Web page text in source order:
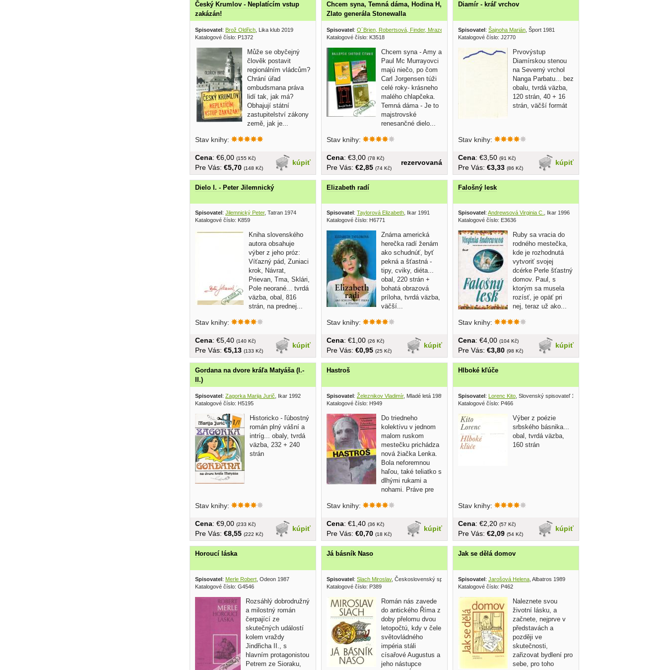
Český Krumlov - Neplatícím vstup
zakázán!
Spisovatel: Brož Oldřich , Lika klub 2019
Katalogové číslo: P1372
Může se obyčejný
člověk postavit
regionálním vládcům?
Chrání úřad
ombudsmana práva
lidí tak, jak má?
Obhajují státní
zastupitelství zákony
země, jak je...
Stav knihy:
kúpiť
Cena: €6,00 (155 Kč)
Pre Vás: €5,70 (148 Kč)
Chcem syna, Temná dáma, Hodina H,
Zlato generála Stonewalla
Spisovatel: O´Brien, Robertsová, Finder, Mrazek
, Reader´s digest 2000
Katalogové číslo: K3518
Chcem syna - Amy a
Paul Mc Murrayovci
majú niečo, po čom
Carl Jorgensen túži
celé roky- krásneho
malého chlapčeka.
Temná dáma - Je to
majstrovské
renesančné dielo...
Stav knihy:
rezervovaná
Cena: €3,00 (78 Kč)
Pre Vás: €2,85 (74 Kč)
Diamír - kráľ vrchov
Spisovatel: Šajnoha Marián , Šport 1981
Katalogové číslo: J2770
Prvovýstup
Diamírskou stenou
na Severný vrchol
Nanga Parbatu... bez
obalu, tvrdá väzba,
120 strán, 40 + 16
strán, väčší formát
Stav knihy:
kúpiť
Cena: €3,50 (91 Kč)
Pre Vás: €3,33 (86 Kč)
Dielo I. - Peter Jilemnický
Spisovatel : Jilemnický Peter, Tatran 1974
Katalogové číslo: K859
Kniha slovenského
autora obsahuje
výber z jeho próz:
Víťazný pád, Zuniaci
krok, Návrat,
Prievan, Tma, Sklári,
Pole neorané... tvrdá
väzba, obal, 816
strán, na prednej...
Stav knihy:
kúpiť
Cena: €5,40 (140 Kč)
Pre Vás: €5,13 (133 Kč)
Elizabeth radí
Spisovatel : Taylorová Elizabeth, Ikar 1991
Katalogové číslo: H6771
Známa americká
herečka radí ženám
ako schudnúť, byť
pekná a šťastná -
tipy, cviky, diéta...
obal, 220 strán +
bohatá obrazová
príloha, tvrdá väzba,
väčší...
Stav knihy:
kúpiť
Cena: €1,00 (26 Kč)
Pre Vás: €0,95 (25 Kč)
Falošný lesk
Spisovatel : Andrewsová Virginia C., Ikar 1996
Katalogové číslo: E3636
Ruby sa vracia do
rodného mestečka,
kde je rozhodnutá
vytvoriť svojej
dcérke Perle šťastný
domov. Paul, s
ktorým sa musela
rozísť, je opäť pri
nej, teraz už ako...
Stav knihy:
kúpiť
Cena: €4,00 (104 Kč)
Pre Vás: €3,80 (98 Kč)
Gordana na dvore kráľa Matyáša (I.-
II.)
Spisovatel: Zagorka Marija Jurič , Ikar 1992
Katalogové číslo: H5195
Historicko - ľúbostný
román plný vášní a
intríg... obaly, tvrdá
väzba, 232 + 240
strán
Stav knihy:
kúpiť
Cena: €9,00 (233 Kč)
Pre Vás: €8,55 (222 Kč)
Hastroš
Spisovatel: Železnikov Vladimír, Mladé letá 1989
Katalogové číslo: H949
Do triedneho
kolektívu v jednom
malom ruskom
mestečku prichádza
nová žiačka Lenka.
Bola neforemnou
haľou, také teliatko s
dlhými rukami a
nohami. Práve pre
Stav knihy:
kúpiť
Cena: €1,40 (36 Kč)
Pre Vás: €0,70 (18 Kč)
Hlboké kľúče
Spisovatel: Lorenc Kito , Slovenský spisovateľ 1984
Katalogové číslo: P466
Výber z poézie
srbského básnika...
obal, tvrdá väzba,
160 strán
Stav knihy:
kúpiť
Cena: €2,20 (57 Kč)
Pre Vás: €2,09 (54 Kč)
Horoucí láska
Spisovatel: Merle Robert , Odeon 1987
Katalogové číslo: G4546
Rozsáhlý dobrodružný
a milostný román
čerpající ze
skutečných událostí
kolem vraždy
Jindřicha II., s
hlavním protagonistou
Petrem ze Sioraku,
Já básník Naso
Spisovatel: Slach Miroslav, Československý spisovatel 1990
Katalogové číslo: P389
Román nás zavede
do antického Říma z
doby přelomu dvou
letopočtú, kdy v čele
světovládného
impéria stáli
císařové Augustus a
jeho nástupce
Jak se dělá domov
Spisovatel: Jarošová Helena , Albatros 1989
Katalogové číslo: P462
Naleznete svou
životní lásku, a
začnete, nejprve v
představách a
později ve
skutečnosti,
zařizovat bydlení pro
sebe, pro toho